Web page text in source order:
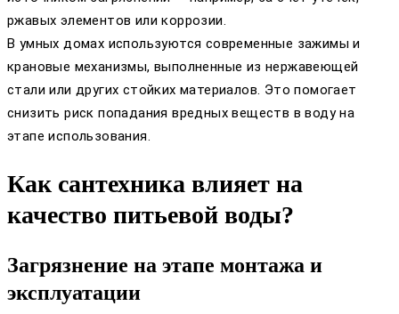
ржавых элементов или коррозии.
В умных домах используются современные зажимы и
крановые механизмы, выполненные из нержавеющей
стали или других стойких материалов. Это помогает
снизить риск попадания вредных веществ в воду на
этапе использования.
Как сантехника влияет на
качество питьевой воды?
Загрязнение на этапе монтажа и
эксплуатации